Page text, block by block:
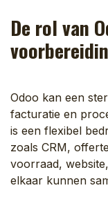
De rol van
Odoo kan een
facturatie en
is een flexibel
zoals CRM,
voorraad,
elkaar kunnen